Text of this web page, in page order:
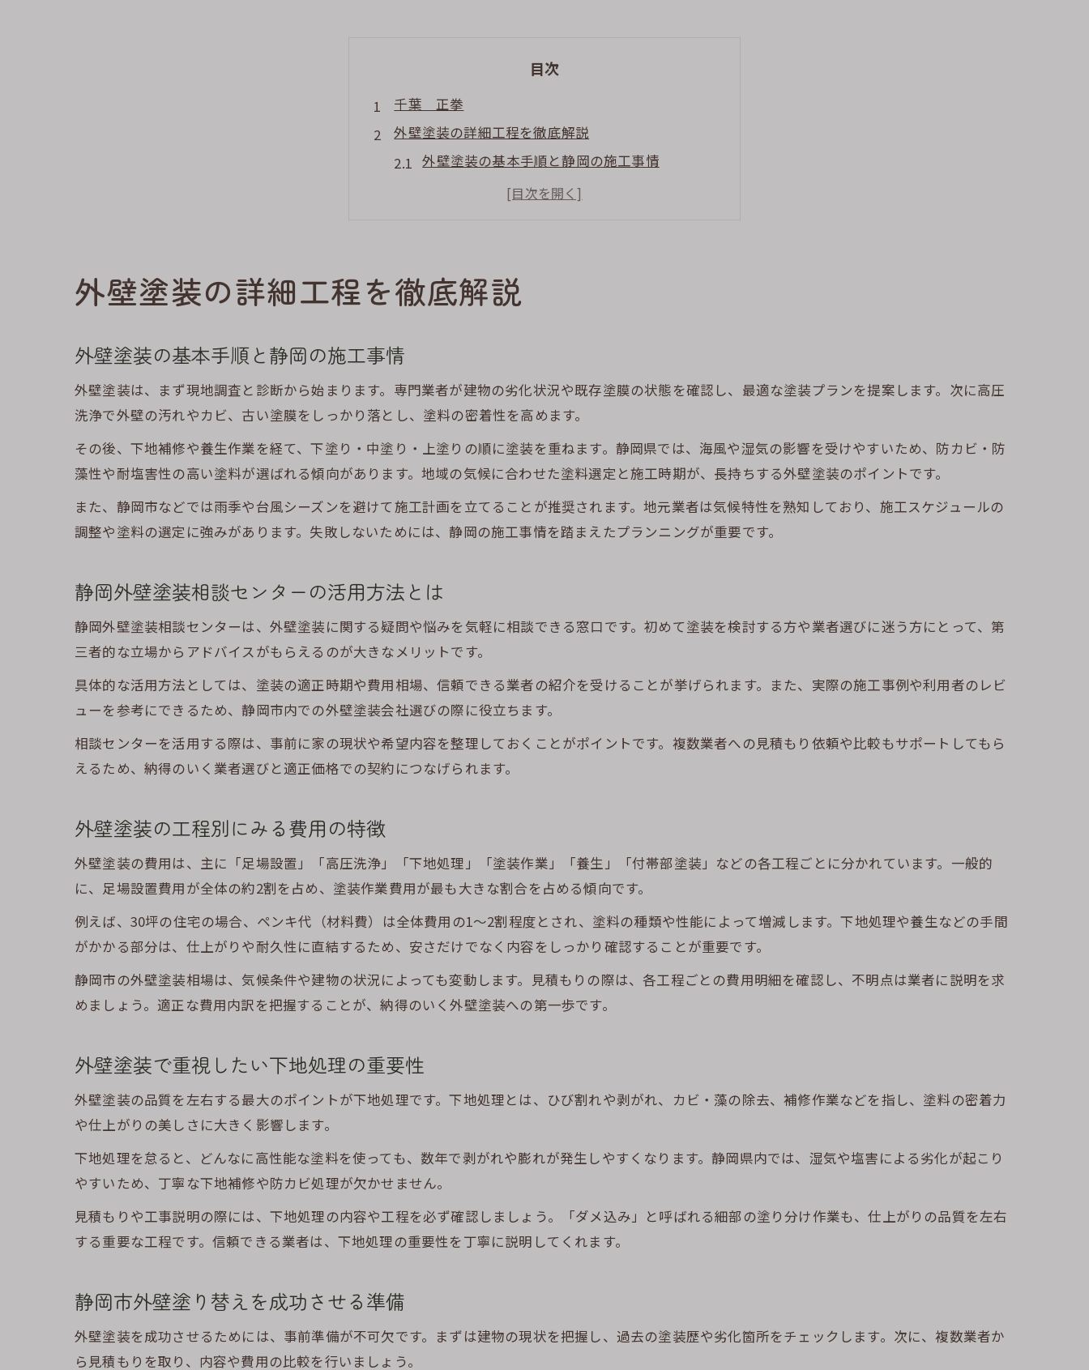
目次
千葉 正拳
外壁塗装の詳細工程を徹底解説
外壁塗装の基本手順と静岡の施工事情
静岡外壁塗装相談センターの活用方法とは
静岡市外壁塗り替えを成功させる準備
静岡県で工事内容と費用を見極めるコツ
外壁塗装の内訳を理解して無駄を省く方法
静岡市で多い塗装費用トラブルの回避策
外壁塗装費用を左右する条件と注意点
ダメ込み作業が左右する施工品質の実態
外壁塗装におけるダメ込み作業の役割とは
静岡で選ばれる外壁塗装職人のこだわり
塗装不良を防ぐダメ込み作業のポイント
信頼できる外壁塗装業者選びの新常識
静岡市塗装業者を選ぶ際のチェックポイント
静岡の外壁塗装業者口コミ活用法とは
静岡外壁塗装相談センターの見積もり活用術
外壁塗装の見積もり比較で分かる費用差
静岡市外壁塗装相場を知って交渉力アップ
外壁塗装業者との価格交渉のポイント
外壁塗装のポイントで住まいの価値を守る
外壁塗装で住まいの資産価値を維持する秘訣
外壁塗装の色やデザイン選びのポイント
長持ちする外壁塗装のためのメンテナンス法
外壁塗装の詳細工程を徹底解説
外壁塗装の基本手順と静岡の施工事情
外壁塗装は、まず現地調査と診断から始まります。専門業者が建物の劣化状況や既存塗膜の状態を確認し、最適な塗装プランを提案します。次に高圧
洗浄で外壁の汚れやカビ、古い塗膜をしっかり落とし、塗料の密着性を高めます。
その後、下地補修や養生作業を経て、下塗り・中塗り・上塗りの順に塗装を重ねます。静岡県では、海風や湿気の影響を受けやすいため、防カビ・防
藻性や耐塩害性の高い塗料が選ばれる傾向があります。地域の気候に合わせた塗料選定と施工時期が、長持ちする外壁塗装のポイントです。
また、静岡市などでは雨季や台風シーズンを避けて施工計画を立てることが推奨されます。地元業者は気候特性を熟知しており、施工スケジュールの
調整や塗料の選定に強みがあります。失敗しないためには、静岡の施工事情を踏まえたプランニングが重要です。
静岡外壁塗装相談センターの活用方法とは
静岡外壁塗装相談センターは、外壁塗装に関する疑問や悩みを気軽に相談できる窓口です。初めて塗装を検討する方や業者選びに迷う方にとって、第
三者的な立場からアドバイスがもらえるのが大きなメリットです。
具体的な活用方法としては、塗装の適正時期や費用相場、信頼できる業者の紹介を受けることが挙げられます。また、実際の施工事例や利用者のレビ
ューを参考にできるため、静岡市内での外壁塗装会社選びの際に役立ちます。
相談センターを活用する際は、事前に家の現状や希望内容を整理しておくことがポイントです。複数業者への見積もり依頼や比較もサポートしてもら
えるため、納得のいく業者選びと適正価格での契約につなげられます。
外壁塗装の工程別にみる費用の特徴
外壁塗装の費用は、主に「足場設置」「高圧洗浄」「下地処理」「塗装作業」「養生」「付帯部塗装」などの各工程ごとに分かれています。一般的
に、足場設置費用が全体の約2割を占め、塗装作業費用が最も大きな割合を占める傾向です。
例えば、30坪の住宅の場合、ペンキ代（材料費）は全体費用の1～2割程度とされ、塗料の種類や性能によって増減します。下地処理や養生などの手間
がかかる部分は、仕上がりや耐久性に直結するため、安さだけでなく内容をしっかり確認することが重要です。
静岡市の外壁塗装相場は、気候条件や建物の状況によっても変動します。見積もりの際は、各工程ごとの費用明細を確認し、不明点は業者に説明を求
めましょう。適正な費用内訳を把握することが、納得のいく外壁塗装への第一歩です。
外壁塗装で重視したい下地処理の重要性
外壁塗装の品質を左右する最大のポイントが下地処理です。下地処理とは、ひび割れや剥がれ、カビ・藻の除去、補修作業などを指し、塗料の密着力
や仕上がりの美しさに大きく影響します。
下地処理を怠ると、どんなに高性能な塗料を使っても、数年で剥がれや膨れが発生しやすくなります。静岡県内では、湿気や塩害による劣化が起こり
やすいため、丁寧な下地補修や防カビ処理が欠かせません。
見積もりや工事説明の際には、下地処理の内容や工程を必ず確認しましょう。「ダメ込み」と呼ばれる細部の塗り分け作業も、仕上がりの品質を左右
する重要な工程です。信頼できる業者は、下地処理の重要性を丁寧に説明してくれます。
静岡市外壁塗り替えを成功させる準備
外壁塗装を成功させるためには、事前準備が不可欠です。まずは建物の現状を把握し、過去の塗装歴や劣化箇所をチェックします。次に、複数業者か
ら見積もりを取り、内容や費用の比較を行いましょう。